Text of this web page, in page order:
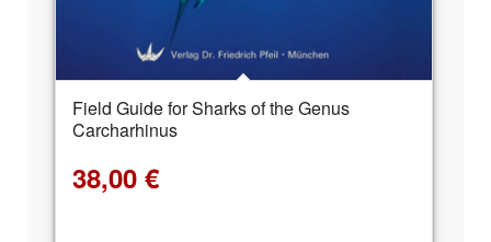
Field Guide for Sharks of the Genus
Carcharhinus
38,00 €